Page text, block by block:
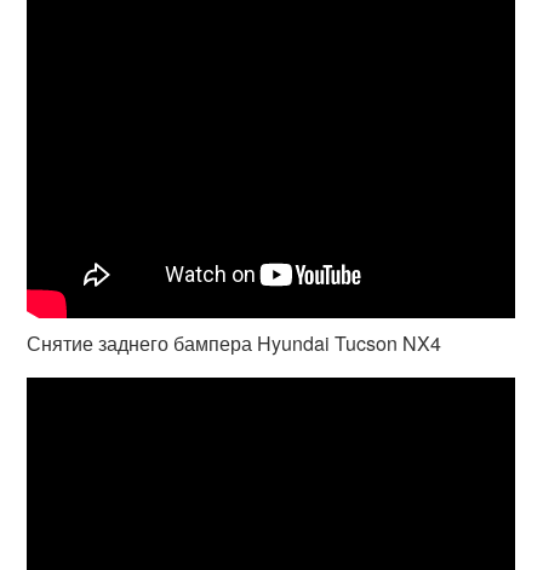
Снятие заднего бампера Hyundai Tucson NX4